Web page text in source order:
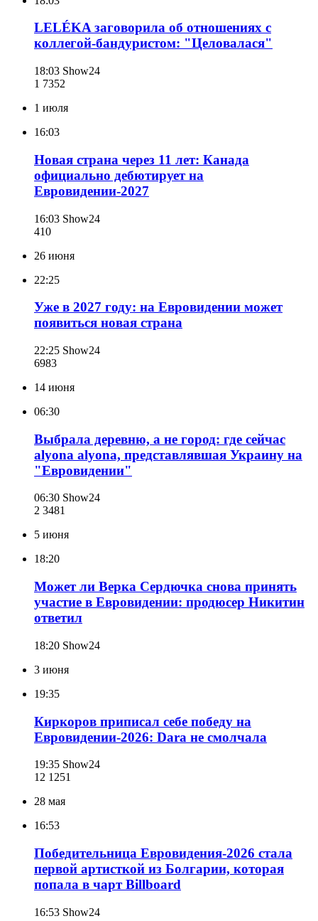
LELÉKA заговорила об отношениях с
коллегой-бандуристом: "Целовалася"
18:03 Show24
1 7352
1 июля
16:03
Новая страна через 11 лет: Канада
официально дебютирует на
Евровидении-2027
16:03 Show24
410
26 июня
22:25
Уже в 2027 году: на Евровидении может
появиться новая страна
22:25 Show24
6983
14 июня
06:30
Выбрала деревню, а не город: где сейчас
alyona alyona, представлявшая Украину на
"Евровидении"
06:30 Show24
2 3481
5 июня
18:20
Может ли Верка Сердючка снова принять
участие в Евровидении: продюсер Никитин
ответил
18:20 Show24
3 июня
19:35
Киркоров приписал себе победу на
Евровидении-2026: Dara не смолчала
19:35 Show24
12 1251
28 мая
16:53
Победительница Евровидения-2026 стала
первой артисткой из Болгарии, которая
попала в чарт Billboard
16:53 Show24